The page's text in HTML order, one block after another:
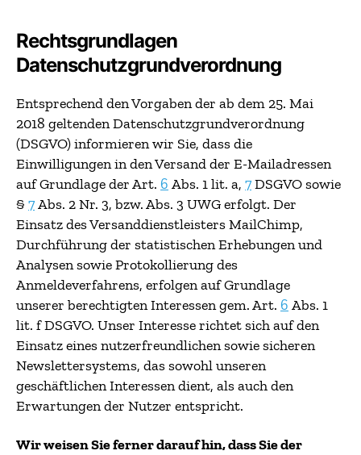
Rechtsgrundlagen
Datenschutzgrundverordnung
Entsprechend den Vorgaben der ab dem 25. Mai
2018 geltenden Datenschutzgrundverordnung
(DSGVO) informieren wir Sie, dass die
Einwilligungen in den Versand der E-Mailadressen
auf Grundlage der Art. 6 Abs. 1 lit. a, 7DSGVO sowie
§ 7Abs. 2 Nr. 3, bzw. Abs. 3 UWG erfolgt. Der
Einsatz des Versanddienstleisters MailChimp,
Durchführung der statistischen Erhebungen und
Analysen sowie Protokollierung des
Anmeldeverfahrens, erfolgen auf Grundlage
unserer berechtigten Interessen gem. Art. 6 Abs. 1
lit. f DSGVO. Unser Interesse richtet sich auf den
Einsatz eines nutzerfreundlichen sowie sicheren
Newslettersystems, das sowohl unseren
geschäftlichen Interessen dient, als auch den
Erwartungen der Nutzer entspricht.
Wir weisen Sie ferner darauf hin, dass Sie der